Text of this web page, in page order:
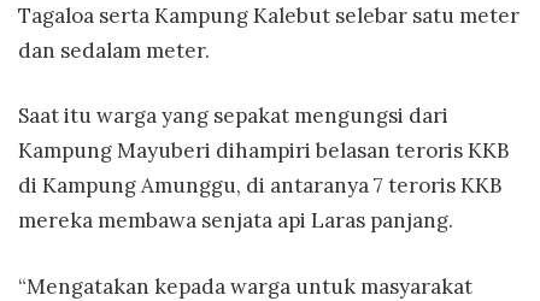
Tagaloa serta Kampung Kalebut selebar satu meter
dan sedalam meter.
Saat itu warga yang sepakat mengungsi dari
Kampung Mayuberi dihampiri belasan teroris KKB
di Kampung Amunggu, di antaranya 7 teroris KKB
mereka membawa senjata api Laras panjang.
“Mengatakan kepada warga untuk masyarakat